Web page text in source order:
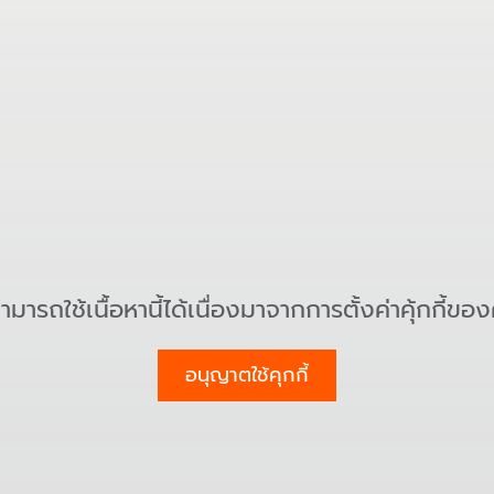
มารถใช้เนื้อหานี้ได้เนื่องมาจากการตั้งค่าคุ้กกี้ข
อนุญาตใช้คุกกี้